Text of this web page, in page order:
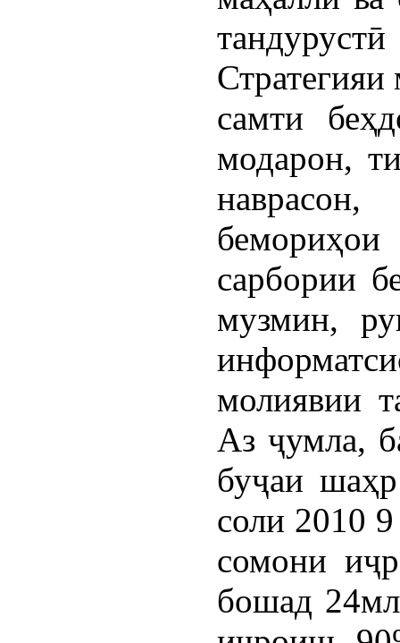
самти
модарон,
сарбории
музмин,
молиявии
Аз ҷумла,
буҷаи
соли 2010
сомони
бошад